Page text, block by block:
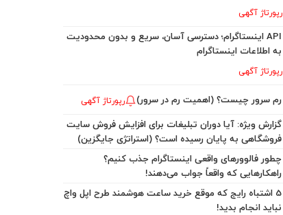
رپورتاژ آگهی
API اینستاگرام؛ دسترسی آسان، سریع و بدون محدودیت
به اطلاعات اینستاگرام
رپورتاژ آگهی
رم سرور چیست؟ (اهمیت رم در سرور) رپورتاژ آگهی
گزارش ویژه: آیا دوران تبلیغات برای افزایش فروش سایت
فروشگاهی به پایان رسیده است؟ (استراتژی جایگزین)
چطور فالوورهای واقعی اینستاگرام جذب کنیم؟
راهکارهایی که واقعاً جواب می‌دهند!
5 اشتباه رایج که موقع خرید ساعت هوشمند طرح اپل واچ
نباید انجام بدید!